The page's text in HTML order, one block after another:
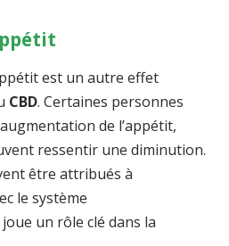
est un autre effet
CBD. Certaines personnes
de l’appétit,
ressentir une diminution.
être attribués à
le système
un rôle clé dans la